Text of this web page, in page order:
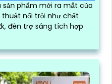
sản phẩm mới ra mắt của
thuật nổi trội như chất
đèn trợ sáng tích hợp